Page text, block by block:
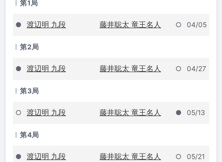
第1局
● 渡辺明 九段 藤井聡太 竜王名人 ○ 04/05
第2局
● 渡辺明 九段 藤井聡太 竜王名人 ○ 04/27
第3局
○ 渡辺明 九段 藤井聡太 竜王名人 ● 05/13
第4局
● 渡辺明 九段 藤井聡太 竜王名人 ○ 05/21